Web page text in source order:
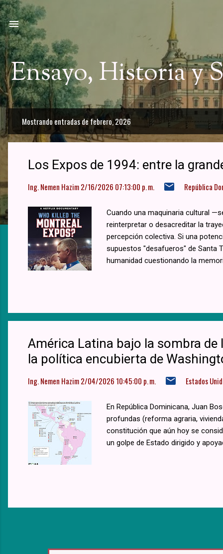
Ensayo, Historia y
n
Mostrando entradas de febrero, 2026
Los Expos de 1994: entre la
Ing. Nemen Hazim2/16/2026 07:13:00 p. m. República
Cuando una maquinaria cultural
reinterpretar o desacreditar la
percepción colectiva. Si una
supuestos "desafueros" de Santa
humanidad cuestionando la
América Latina bajo la sombra de
la política encubierta de
Ing. Nemen Hazim2/04/2026 10:45:00 p. m. Estados
En República Dominicana, Juan
profundas (reforma agraria,
constitución que aún hoy se
un golpe de Estado dirigido y